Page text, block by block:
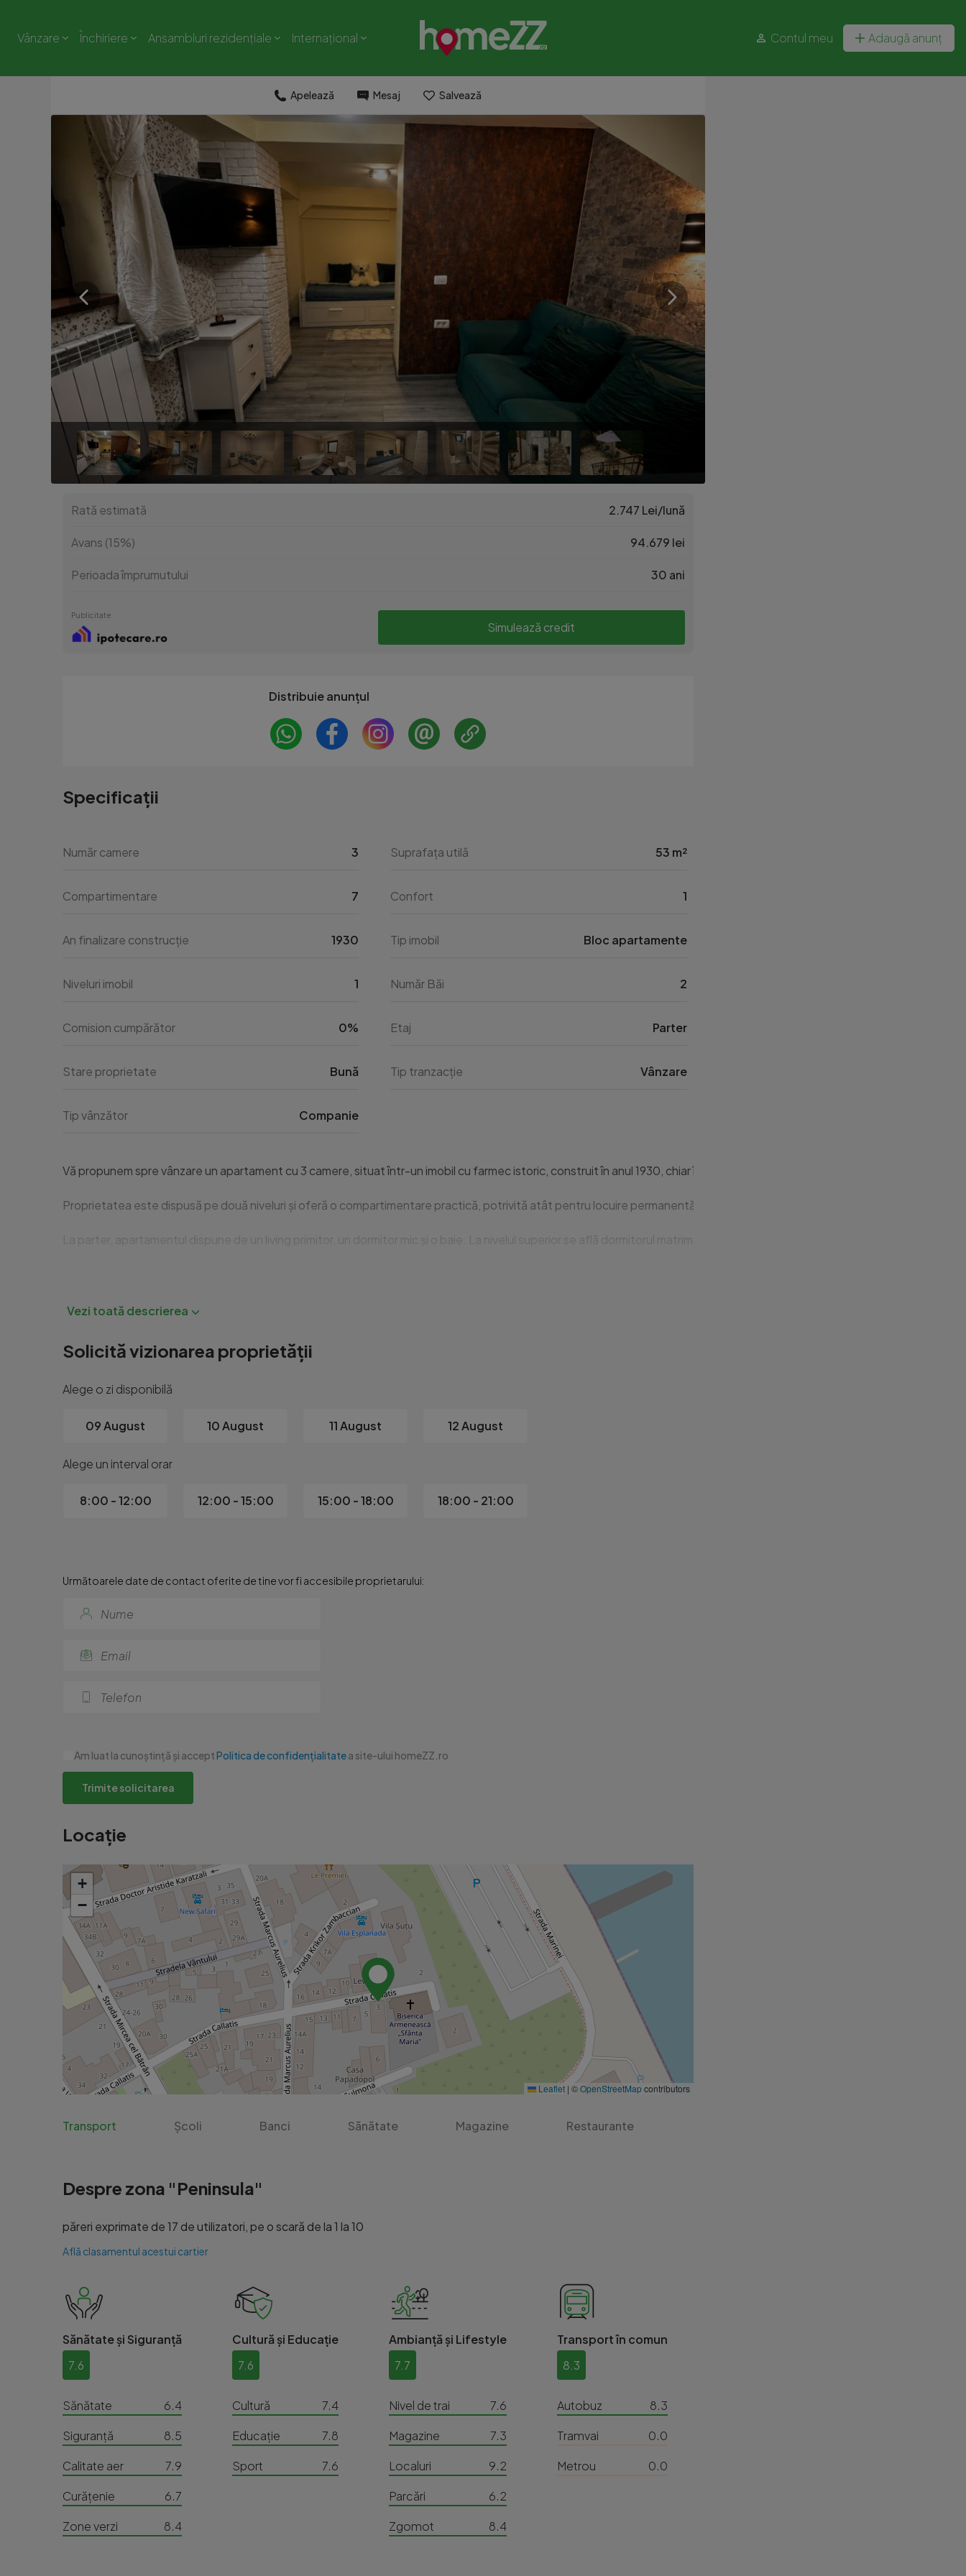
Vânzare Închiriere Ansambluri rezidențiale Internațional Contul meu Adaugă anunț
Apelează Mesaj Salvează
Rată estimată 2.747 Lei/lună
Avans (15%) 94.679 lei
Perioada împrumutului 30 ani
Publicitate
Simulează credit
Distribuie anunțul
Specificații
Număr camere 3 Suprafața utilă 53 m²
Compartimentare 7 Confort 1
An finalizare construcție 1930 Tip imobil Bloc apartamente
Niveluri imobil 1 Număr Băi 2
Comision cumpărător 0% Etaj Parter
Stare proprietate Bună Tip tranzacție Vânzare
Tip vânzător Companie
Vă propunem spre vânzare un apartament cu 3 camere, situat într-un imobil cu farmec istoric, construit în anul 1930, chiar în zona Peninsulară a Constanței, la doar câțiva
Proprietatea este dispusă pe două niveluri și oferă o compartimentare practică, potrivită atât pentru locuire permanentă, cât și pentru investiție în regim hotelier sau
La parter, apartamentul dispune de un living primitor, un dormitor mic și o baie. La nivelul superior se află dormitorul matrimonial, bucătăria și cea de-a doua baie.
Imobilul are doar 4 apartamente, oferind un cadru mai intim și liniștit, chiar în centrul istoric al orașului.
Apartamentul se vinde complet mobilat și utilat (centrală termică, AC, mașină de spălat haine, mașină de spălat vase, etc), cu toate cele necesare pentru a fi locuit imediat.
Id intern: P268708
Solicită vizionarea proprietății
Alege o zi disponibilă
09 August 10 August 11 August 12 August
Alege un interval orar
8:00 - 12:00 12:00 - 15:00 15:00 - 18:00 18:00 - 21:00
Următoarele date de contact oferite de tine vor fi accesibile proprietarului:
Am luat la cunoștință și acceptPolitica de confidențialitatea site-ului homeZZ.ro
Trimite solicitarea
Locație
+
−
Leaflet | ©OpenStreetMapcontributors
Transport Școli Banci Sănătate Magazine Restaurante
Despre zona "Peninsula"
păreri exprimate de 17 de utilizatori, pe o scară de la 1 la 10
Află clasamentul acestui cartier
Sănătate și Siguranță
7.6
Sănătate
6.4
Siguranță
8.5
Calitate aer
7.9
Curățenie
6.7
Zone verzi
8.4
Cultură și Educație
7.6
Cultură
7.4
Educație
7.8
Sport
7.6
Ambianță și Lifestyle
7.7
Nivel de trai
7.6
Magazine
7.3
Localuri
9.2
Parcări
6.2
Zgomot
8.4
Transport în comun
8.3
Autobuz
8.3
Tramvai
0.0
Metrou
0.0